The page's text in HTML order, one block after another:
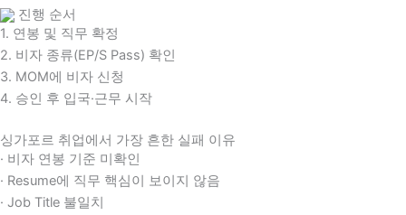
진행 순서
1. 연봉 및 직무 확정
2. 비자 종류(EP/S Pass) 확인
3. MOM에 비자 신청
4. 승인 후 입국·근무 시작
싱가포르 취업에서 가장 흔한 실패 이유
· 비자 연봉 기준 미확인
· Resume에 직무 핵심이 보이지 않음
· Job Title 불일치